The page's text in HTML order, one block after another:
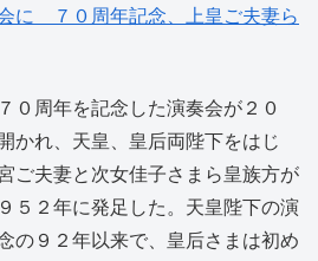
に ７０周年記念、上皇ご夫妻ら
０周年を記念した演奏会が２０
かれ、天皇、皇后両陛下をはじ
ご夫妻と次女佳子さまら皇族方が
５２年に発足した。天皇陛下の演
の９２年以来で、皇后さまは初め